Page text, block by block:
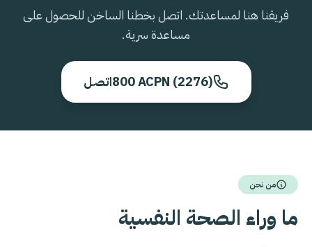
فريقنا هنا لمساعدتك. اتصل بخطنا الساخن للحصول على
مساعدة سرية.
800 ACPN (2276)اتصل
من نحن
ما وراء الصحة النفسية